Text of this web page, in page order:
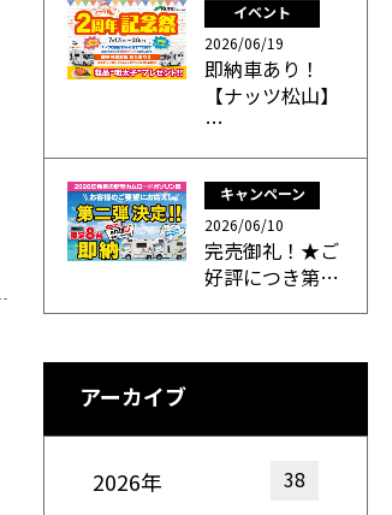
イベント
2026/06/19
即納車あり！
【ナッツ松山】
…
キャンペーン
2026/06/10
完売御礼！★ご
好評につき第…
アーカイブ
2026年 38